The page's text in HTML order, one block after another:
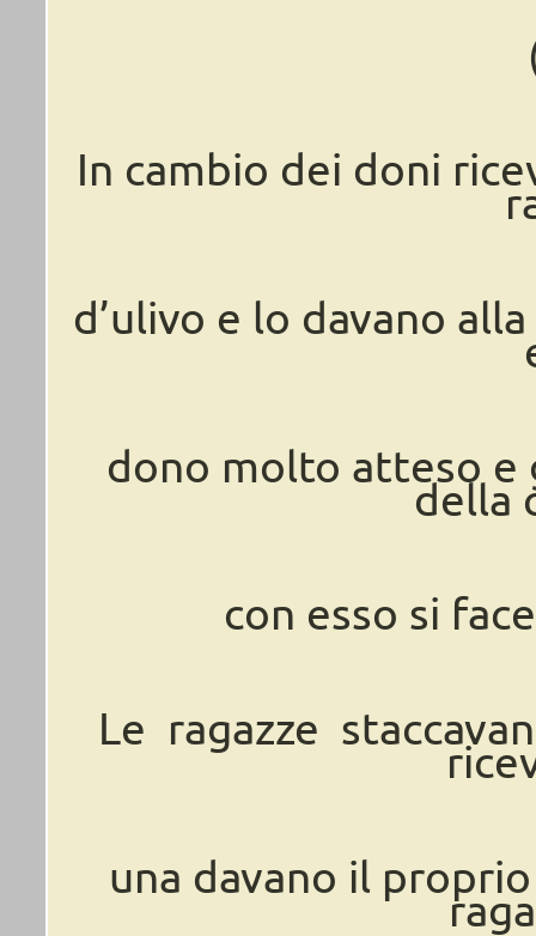
In cambio dei doni
d’ulivo e lo davano
dono molto atteso e
della
con esso si
Le ragazze
una davano il